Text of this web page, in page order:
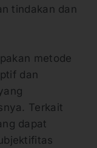
tindakan dan
metode
dan
Terkait
dapat